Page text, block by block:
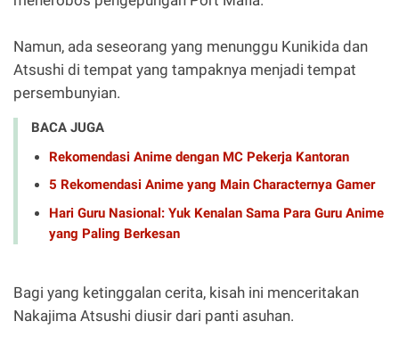
Namun, ada seseorang yang menunggu Kunikida dan
Atsushi di tempat yang tampaknya menjadi tempat
persembunyian.
BACA JUGA
Rekomendasi Anime dengan MC Pekerja Kantoran
5 Rekomendasi Anime yang Main Characternya Gamer
Hari Guru Nasional: Yuk Kenalan Sama Para Guru Anime
yang Paling Berkesan
Bagi yang ketinggalan cerita, kisah ini menceritakan
Nakajima Atsushi diusir dari panti asuhan.